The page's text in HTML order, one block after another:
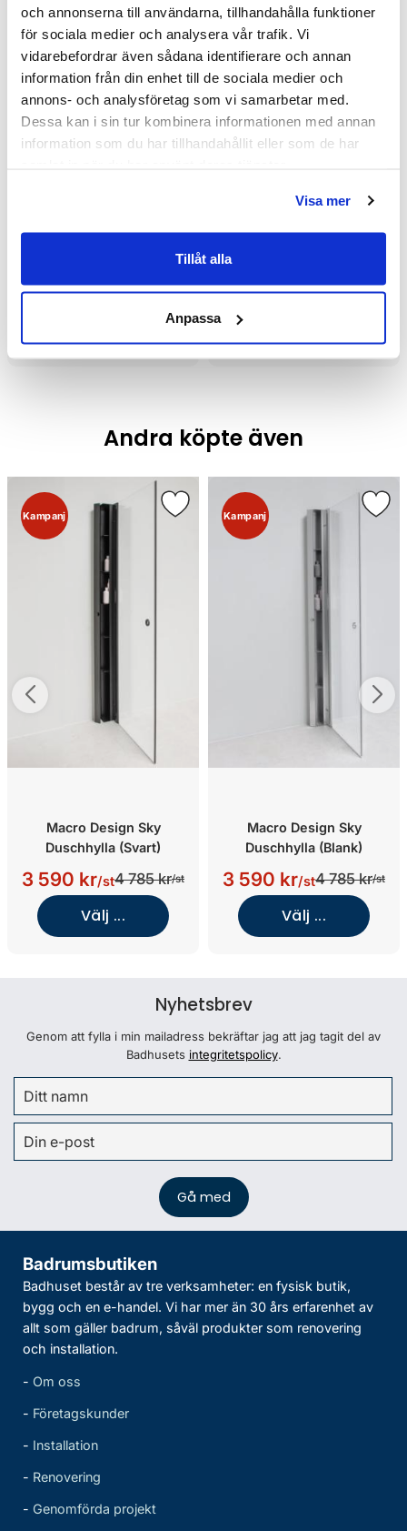
och annonserna till användarna, tillhandahålla funktioner
för sociala medier och analysera vår trafik. Vi
vidarebefordrar även sådana identifierare och annan
information från din enhet till de sociala medier och
annons- och analysföretag som vi samarbetar med.
Dessa kan i sin tur kombinera informationen med annan
information som du har tillhandahållit eller som de har
Visa mer
Tillåt alla
Anpassa
8 615 kr/st11 485 kr/st 8 615 kr/st11 485 kr/st
Andra köpte även
Kampanj
Macro Design Sky
Duschhylla (Svart)
3 590 kr/st4 785 kr/st
Välj ...
Kampanj
Macro Design Sky
Duschhylla (Blank)
3 590 kr/st4 785 kr/st
Välj ...
Nyhetsbrev
Genom att fylla i min mailadress bekräftar jag att jag tagit del av
Badhusets integritetspolicy.
Badrumsbutiken
Badhuset består av tre verksamheter: en fysisk butik,
bygg och en e-handel. Vi har mer än 30 års erfarenhet av
allt som gäller badrum, såväl produkter som renovering
och installation.
- Om oss
- Företagskunder
- Installation
- Renovering
- Genomförda projekt